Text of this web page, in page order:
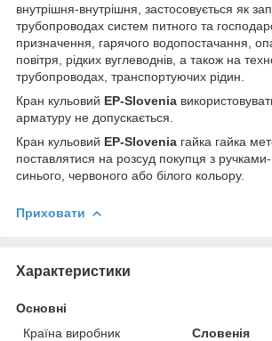
внутрішня-внутрішня, застосовується як
трубопроводах систем питного та
призначення, гарячого водопостачання,
повітря, рідких вуглеводнів, а також на
трубопроводах, транспортуючих рідин.
Кран кульовий EP-Slovenia
арматуру не допускається.
Кран кульовий EP-Slovenia гайка гайка
поставлятися на розсуд покупця з
синього, червоного або білого кольору.
Приховати
Характеристики
Основні
Країна виробник
Словенія